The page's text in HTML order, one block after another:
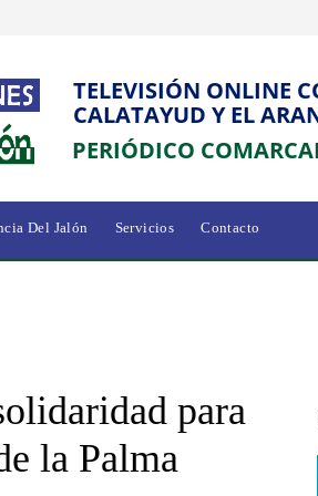
TELEVISIÓN ONLINE
CALATAYUD Y EL
PERIÓDICO
Del Jalón Servicios Contacto
para
la Palma